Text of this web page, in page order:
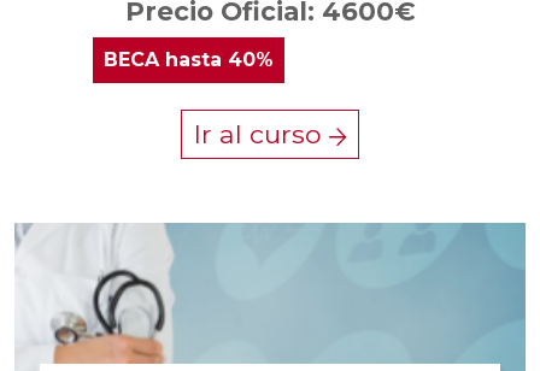
Precio Oficial: 4600€
BECAhasta 40%
Ir al curso